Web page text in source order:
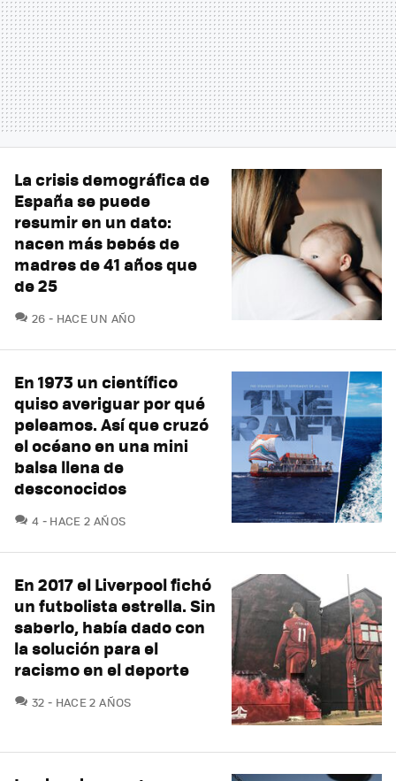
La crisis demográfica de
España se puede
resumir en un dato:
nacen más bebés de
madres de 41 años que
de 25
26 COMENTARIOS
HACE UN AÑO
En 1973 un científico
quiso averiguar por qué
peleamos. Así que cruzó
el océano en una mini
balsa llena de
desconocidos
4 COMENTARIOS
HACE 2 AÑOS
En 2017 el Liverpool fichó
un futbolista estrella. Sin
saberlo, había dado con
la solución para el
racismo en el deporte
32 COMENTARIOS
HACE 2 AÑOS